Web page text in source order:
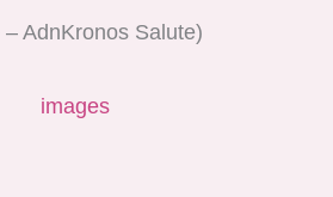
AdnKronos Salute)